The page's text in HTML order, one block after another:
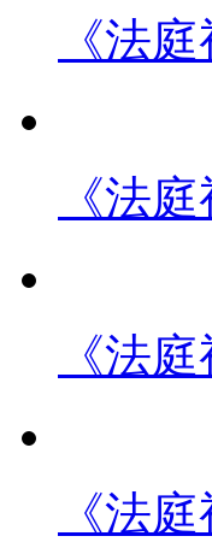
《法
《法
《法
《法